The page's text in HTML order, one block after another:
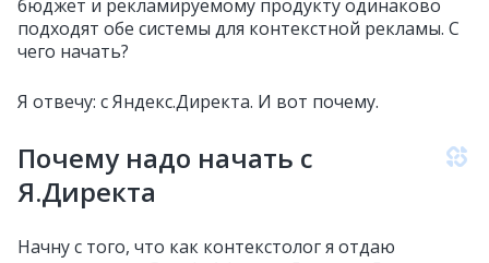
бюджет и рекламируемому продукту одинаково
подходят обе системы для контекстной рекламы. С
чего начать?
Я отвечу: с Яндекс.Директа. И вот почему.
Почему надо начать с
Я.Директа
Начну с того, что как контекстолог я отдаю